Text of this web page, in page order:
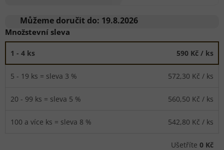
cena:
Můžeme doručit do: 19.8.2026
Množstevní sleva
1 - 4 ks 590 Kč / ks
5 - 19 ks = sleva 3 % 572,30 Kč / ks
20 - 99 ks = sleva 5 % 560,50 Kč / ks
100 a více ks = sleva 8 % 542,80 Kč / ks
Ušetříte 0 Kč